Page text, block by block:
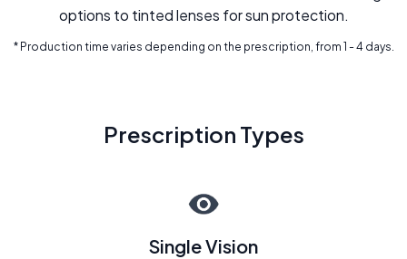
options to tinted lenses for sun protection.
* Production time varies depending on the prescription, from 1 - 4 days.
Prescription Types
Single Vision